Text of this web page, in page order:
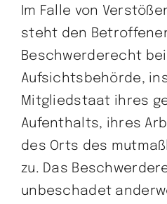
Im Falle von
steht den
Beschwerderecht
Aufsichtsbehörde,
Mitgliedstaat ihres
Aufenthalts, ihres
des Orts des
zu. Das
unbeschadet